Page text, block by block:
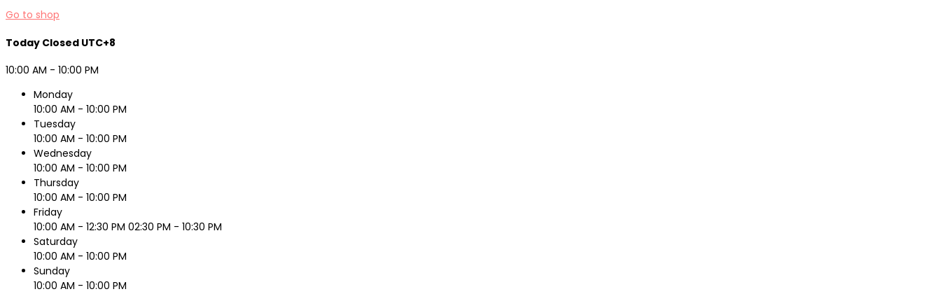
Go to shop
Today Closed UTC+8
10:00 AM - 10:00 PM
Monday
10:00 AM - 10:00 PM
Tuesday
10:00 AM - 10:00 PM
Wednesday
10:00 AM - 10:00 PM
Thursday
10:00 AM - 10:00 PM
Friday
10:00 AM - 12:30 PM 02:30 PM - 10:30 PM
Saturday
10:00 AM - 10:00 PM
Sunday
10:00 AM - 10:00 PM